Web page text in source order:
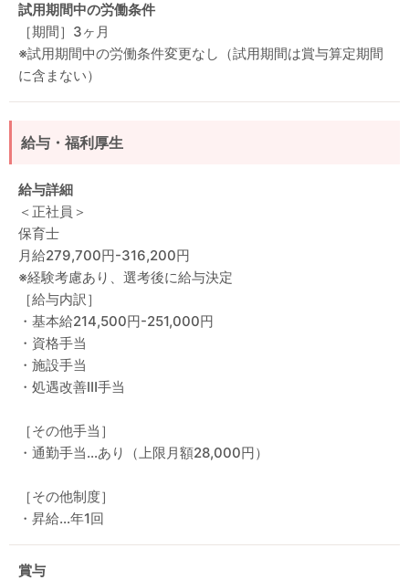
試用期間中の労働条件
［期間］3ヶ月
※試用期間中の労働条件変更なし（試用期間は賞与算定期間
に含まない）
給与・福利厚生
給与詳細
＜正社員＞
保育士
月給279,700円-316,200円
※経験考慮あり、選考後に給与決定
［給与内訳］
・基本給214,500円-251,000円
・資格手当
・施設手当
・処遇改善Ⅲ手当
［その他手当］
・通勤手当…あり（上限月額28,000円）
［その他制度］
・昇給…年1回
賞与